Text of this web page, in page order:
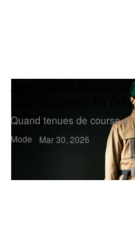
Mode
Automobili Amos
son nouveau kit
Quand tenues de course
Mar 30, 2026